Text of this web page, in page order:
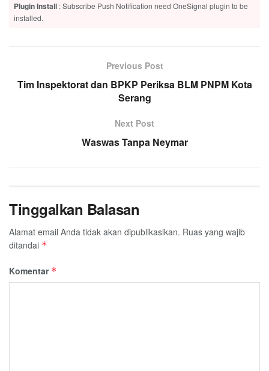
Plugin Install : Subscribe Push Notification need OneSignal plugin to be
installed.
Previous Post
Tim Inspektorat dan BPKP Periksa BLM PNPM Kota
Serang
Next Post
Waswas Tanpa Neymar
Tinggalkan Balasan
Alamat email Anda tidak akan dipublikasikan. Ruas yang wajib
ditandai *
Komentar *